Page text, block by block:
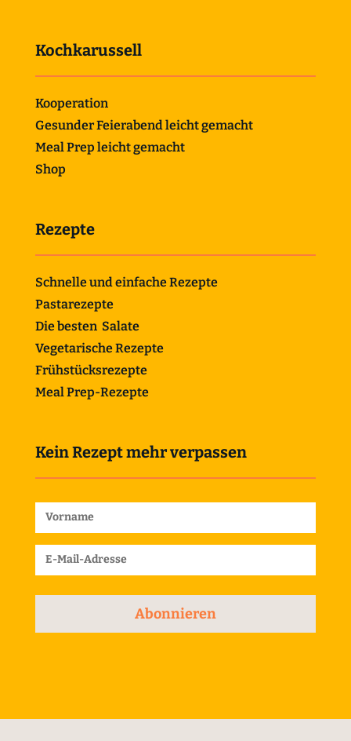
Kochkarussell
Kooperation
Gesunder Feierabend leicht gemacht
Meal Prep leicht gemacht
Shop
Rezepte
Schnelle und einfache Rezepte
Pastarezepte
Die besten Salate
Vegetarische Rezepte
Frühstücksrezepte
Meal Prep-Rezepte
Kein Rezept mehr verpassen
Abonnieren